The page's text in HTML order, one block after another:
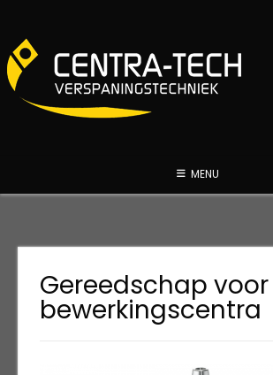
inhoud
MENU
Gereedschap voor
bewerkingscentra